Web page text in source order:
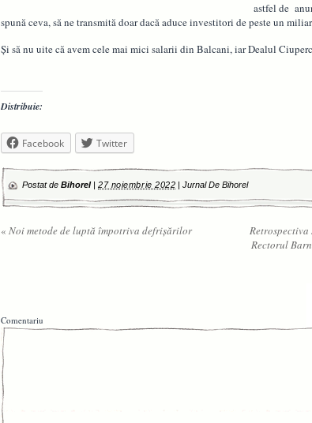
astfel de
spună ceva, să ne transmită doar dacă aduce investitori de peste un
Și să nu uite că avem cele mai mici salarii din Balcani, iar Dealul
Distribuie:
Facebook Twitter
Postat de Bihorel| 27 noiembrie 2022 |Jurnal De Bihorel
« Noi metode de luptă împotriva defrișărilor
Rectorul
Comentariu